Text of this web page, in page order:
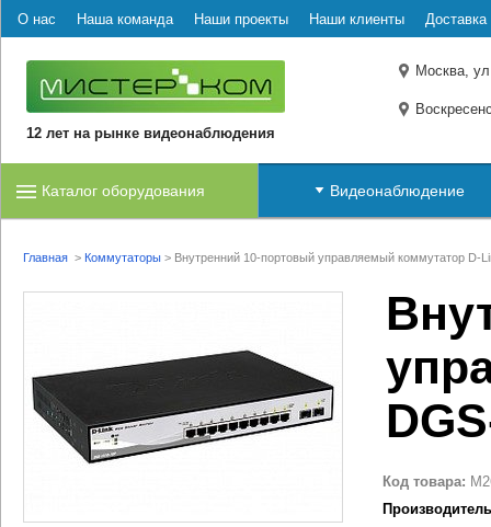
О нас Наша команда Наши проекты Наши клиенты Доставка
12 лет на рынке видеонаблюдения
Москва,
Каталог оборудования Видеонаблюдение
Главная > Коммутаторы > Внутренний 10-портовый управляемый коммутатор D-
Код товара: